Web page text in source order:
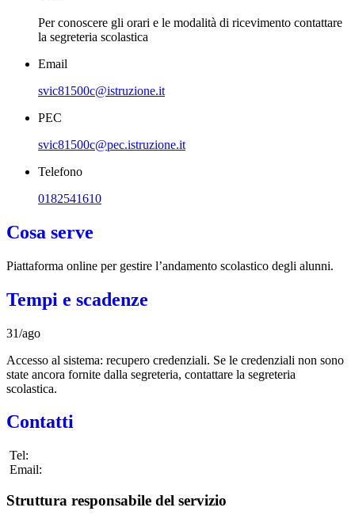
Per conoscere gli orari e le modalità di ricevimento contattare
la segreteria scolastica
Email
svic81500c@istruzione.it
PEC
svic81500c@pec.istruzione.it
Telefono
0182541610
Cosa serve
Piattaforma online per gestire l’andamento scolastico degli alunni.
Tempi e scadenze
31/ago
Accesso al sistema: recupero credenziali. Se le credenziali non sono
state ancora fornite dalla segreteria, contattare la segreteria
scolastica.
Contatti
Tel:
Email:
Struttura responsabile del servizio